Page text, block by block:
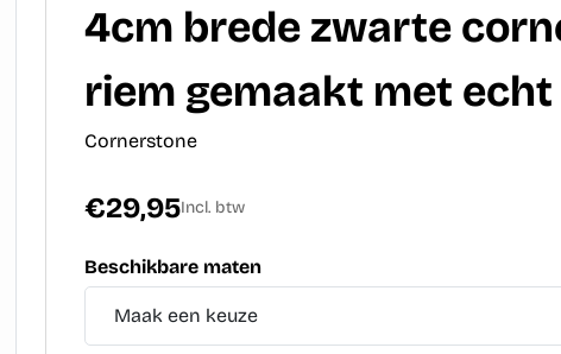
4cm brede zwarte
riem gemaakt met echt
Cornerstone
€29,95Incl. btw
Beschikbare maten